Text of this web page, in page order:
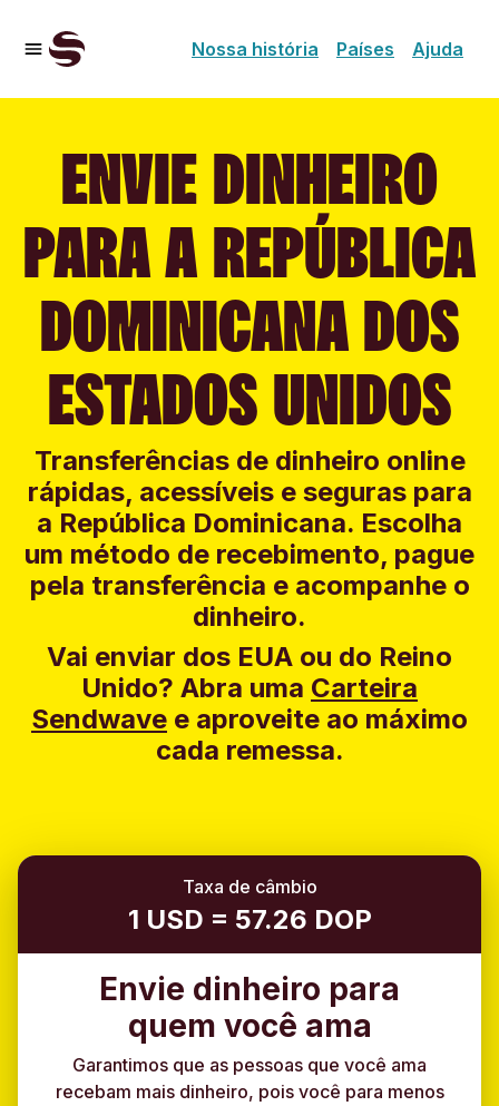
Nossa história Países Ajuda
ENVIE DINHEIRO
PARA A REPÚBLICA
DOMINICANA DOS
ESTADOS UNIDOS
Transferências de dinheiro online
rápidas, acessíveis e seguras para
a República Dominicana. Escolha
um método de recebimento, pague
pela transferência e acompanhe o
dinheiro.
Vai enviar dos EUA ou do Reino
Unido? Abra uma Carteira
Sendwave e aproveite ao máximo
cada remessa.
Taxa de câmbio
1 USD = 57.26 DOP
Envie dinheiro para
quem você ama
Garantimos que as pessoas que você ama
recebam mais dinheiro, pois você para menos